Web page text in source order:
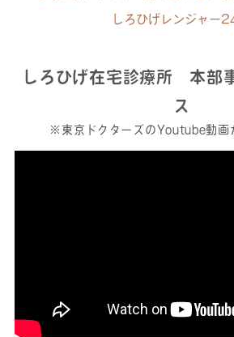
しろひげレンジャー
しろひげ在宅診療所 本部
ス
※東京ドクターズのYoutube動画